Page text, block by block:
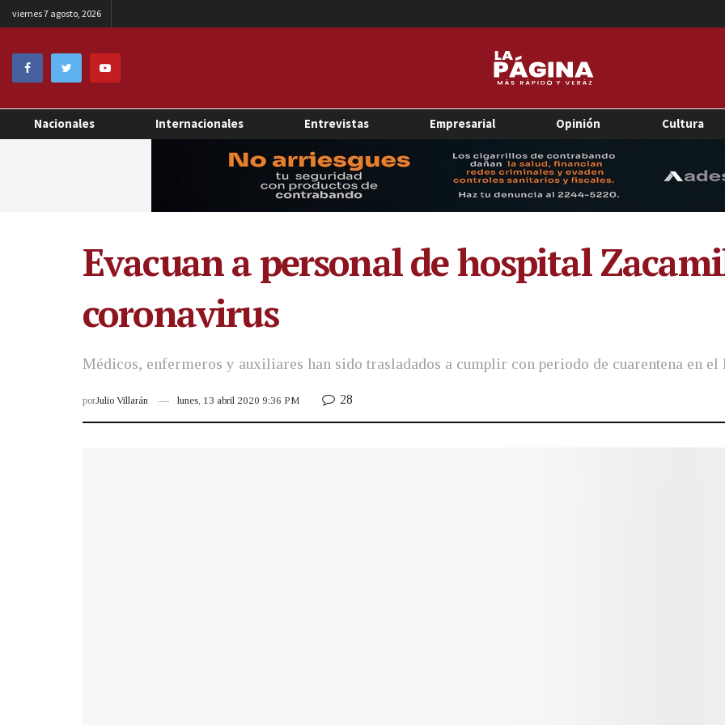
viernes 7 agosto, 2026
Nacionales Internacionales Entrevistas Empresarial Opinión Cultura
Evacuan a personal de hospital
coronavirus
Médicos, enfermeros y auxiliares han sido trasladados a cumplir con periodo de cuarentena en
porJulio Villarán lunes, 13 abril 2020 9:36 PM 28